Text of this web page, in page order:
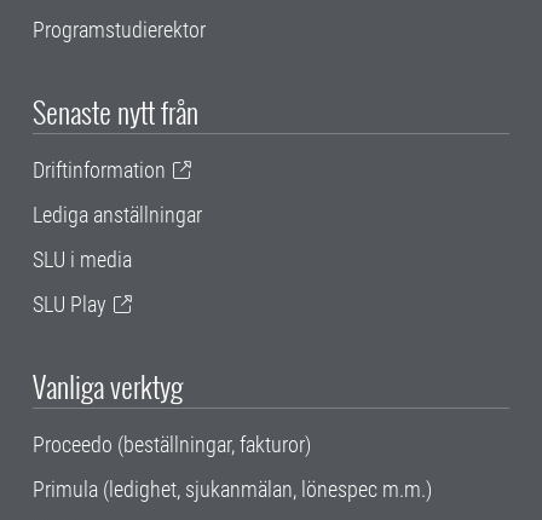
Programstudierektor
Senaste nytt från
Driftinformation
Lediga anställningar
SLU i media
SLU Play
Vanliga verktyg
Proceedo (beställningar, fakturor)
Primula (ledighet, sjukanmälan, lönespec m.m.)